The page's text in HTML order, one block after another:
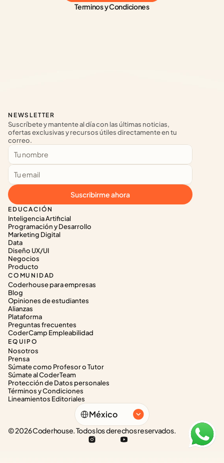
Terminos y Condiciones
EDUCACIÓN
Inteligencia Artificial
Programación y Desarrollo
Marketing Digital
Data
Diseño UX/UI
Negocios
Producto
COMUNIDAD
Coderhouse para empresas
Blog
Opiniones de estudiantes
Alianzas
Plataforma
Preguntas frecuentes
CoderCamp Empleabilidad
EQUIPO
Nosotros
Prensa
Súmate como Profesor o Tutor
Súmate al CoderTeam
Protección de Datos personales
Términos y Condiciones
Lineamientos Editoriales
NEWSLETTER
Suscríbete y mantente al día con las últimas noticias,
ofertas exclusivas y recursos útiles directamente en tu
correo.
Suscribirme ahora
Select Language
México
© 2026 Coderhouse. Todos los derechos reservados.